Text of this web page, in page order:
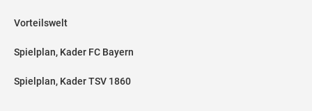
Vorteilswelt
Spielplan, Kader FC Bayern
Spielplan, Kader TSV 1860